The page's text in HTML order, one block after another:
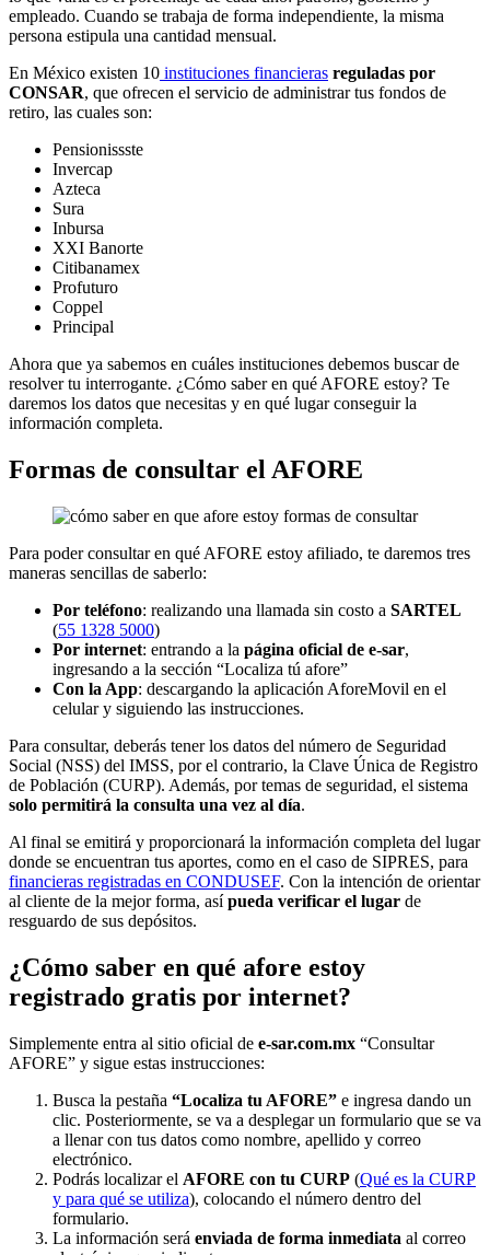
empleado. Cuando se trabaja de forma independiente, la misma
persona estipula una cantidad mensual.
En México existen 10 instituciones financieras reguladas por
CONSAR, que ofrecen el servicio de administrar tus fondos de
retiro, las cuales son:
Pensionissste
Invercap
Azteca
Sura
Inbursa
XXI Banorte
Citibanamex
Profuturo
Coppel
Principal
Ahora que ya sabemos en cuáles instituciones debemos buscar de
resolver tu interrogante. ¿Cómo saber en qué AFORE estoy? Te
daremos los datos que necesitas y en qué lugar conseguir la
información completa.
Formas de consultar el AFORE
Para poder consultar en qué AFORE estoy afiliado, te daremos tres
maneras sencillas de saberlo:
Por teléfono: realizando una llamada sin costo a SARTEL
(55 1328 5000)
Por internet: entrando a la página oficial de e-sar,
ingresando a la sección “Localiza tú afore”
Con la App: descargando la aplicación AforeMovil en el
celular y siguiendo las instrucciones.
Para consultar, deberás tener los datos del número de Seguridad
Social (NSS) del IMSS, por el contrario, la Clave Única de Registro
de Población (CURP). Además, por temas de seguridad, el sistema
solo permitirá la consulta una vez al día.
Al final se emitirá y proporcionará la información completa del lugar
donde se encuentran tus aportes, como en el caso de SIPRES, para
financieras registradas en CONDUSEF. Con la intención de orientar
al cliente de la mejor forma, asípueda verificar el lugar de
resguardo de sus depósitos.
¿Cómo saber en qué afore estoy
registrado gratis por internet?
Simplemente entra al sitio oficial de e-sar.com.mx “Consultar
AFORE” y sigue estas instrucciones:
Busca la pestaña “Localiza tu AFORE” e ingresa dando un
clic. Posteriormente, se va a desplegar un formulario que se va
a llenar con tus datos como nombre, apellido y correo
electrónico.
Podrás localizar el AFORE con tu CURP (Qué es la CURP
y para qué se utiliza), colocando el número dentro del
formulario.
La información será enviada de forma inmediata al correo